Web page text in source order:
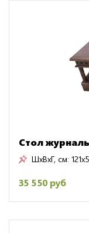
Стол
ШxВxГ, см:
35 550 руб